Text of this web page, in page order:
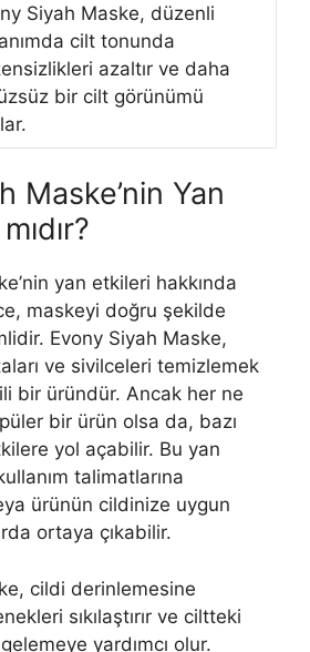
Siyah Maske, düzenli
cilt tonunda
azaltır ve daha
bir cilt görünümü
Maske’nin Yan
yan etkileri hakkında
maskeyi doğru şekilde
Evony Siyah Maske,
ve sivilceleri temizlemek
bir üründür. Ancak her ne
bir ürün olsa da, bazı
yol açabilir. Bu yan
talimatlarına
ürünün cildinize uygun
ortaya çıkabilir.
cildi derinlemesine
sıkılaştırır ve ciltteki
yardımcı olur.